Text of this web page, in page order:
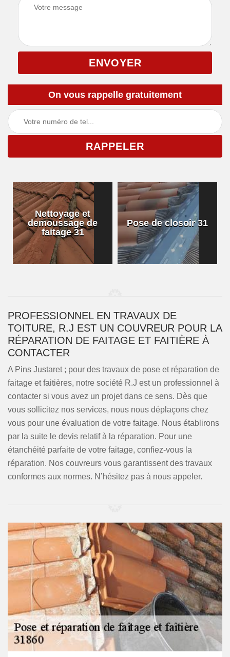
On vous rappelle gratuitement
Nettoyage et
demoussage de
faitage 31
Pose de closoir 31
PROFESSIONNEL EN TRAVAUX DE
TOITURE, R.J EST UN COUVREUR POUR LA
RÉPARATION DE FAITAGE ET FAITIÈRE À
CONTACTER
A Pins Justaret ; pour des travaux de pose et réparation de
faitage et faitières, notre société R.J est un professionnel à
contacter si vous avez un projet dans ce sens. Dès que
vous sollicitez nos services, nous nous déplaçons chez
vous pour une évaluation de votre faitage. Nous établirons
par la suite le devis relatif à la réparation. Pour une
étanchéité parfaite de votre faitage, confiez-vous la
réparation. Nos couvreurs vous garantissent des travaux
conformes aux normes. N’hésitez pas à nous appeler.